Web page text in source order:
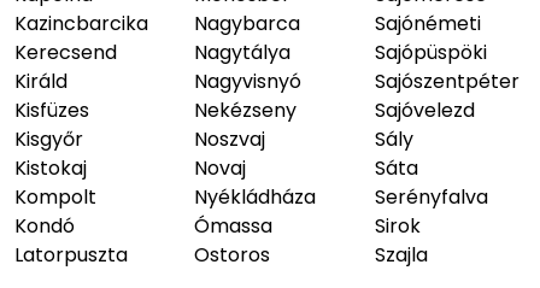
Kazincbarcika
Kerecsend
Királd
Kisfüzes
Kisgyőr
Kistokaj
Kompolt
Kondó
Latorpuszta
Nagybarca
Nagytálya
Nagyvisnyó
Nekézseny
Noszvaj
Novaj
Nyékládháza
Ómassa
Ostoros
Sajónémeti
Sajópüspöki
Sajószentpéter
Sajóvelezd
Sály
Sáta
Serényfalva
Sirok
Szajla